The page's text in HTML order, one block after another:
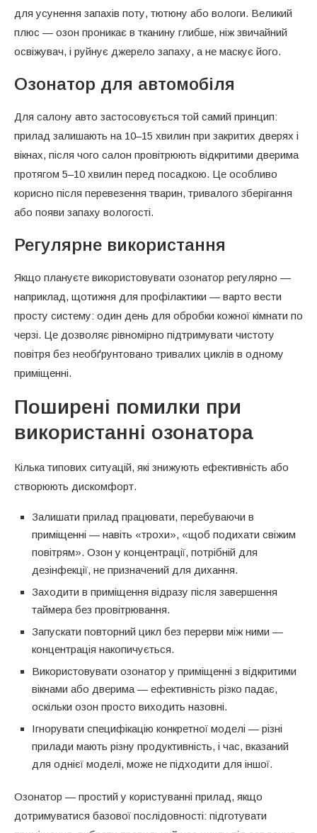
для усунення запахів поту, тютюну або вологи. Великий
плюс — озон проникає в тканину глибше, ніж звичайний
освіжувач, і руйнує джерело запаху, а не маскує його.
Озонатор для автомобіля
Для салону авто застосовується той самий принцип:
прилад залишають на 10–15 хвилин при закритих дверях і
вікнах, після чого салон провітрюють відкритими дверима
протягом 5–10 хвилин перед посадкою. Це особливо
корисно після перевезення тварин, тривалого зберігання
або появи запаху вологості.
Регулярне використання
Якщо плануєте використовувати озонатор регулярно —
наприклад, щотижня для профілактики — варто вести
просту систему: один день для обробки кожної кімнати по
черзі. Це дозволяє рівномірно підтримувати чистоту
повітря без необґрунтовано тривалих циклів в одному
приміщенні.
Поширені помилки при
використанні озонатора
Кілька типових ситуацій, які знижують ефективність або
створюють дискомфорт.
Залишати прилад працювати, перебуваючи в
приміщенні — навіть «трохи», «щоб подихати свіжим
повітрям». Озон у концентрації, потрібній для
дезінфекції, не призначений для дихання.
Заходити в приміщення відразу після завершення
таймера без провітрювання.
Запускати повторний цикл без перерви між ними —
концентрація накопичується.
Використовувати озонатор у приміщенні з відкритими
вікнами або дверима — ефективність різко падає,
оскільки озон просто виходить назовні.
Ігнорувати специфікацію конкретної моделі — різні
прилади мають різну продуктивність, і час, вказаний
для однієї моделі, може не підходити для іншої.
Озонатор — простий у користуванні прилад, якщо
дотримуватися базової послідовності: підготувати